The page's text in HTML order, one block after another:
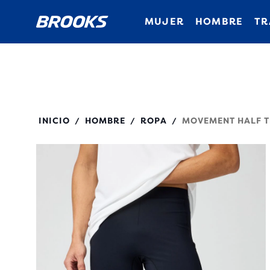
MUJER HOMBRE
INICIO / HOMBRE / ROPA / MOVEMENT HALF